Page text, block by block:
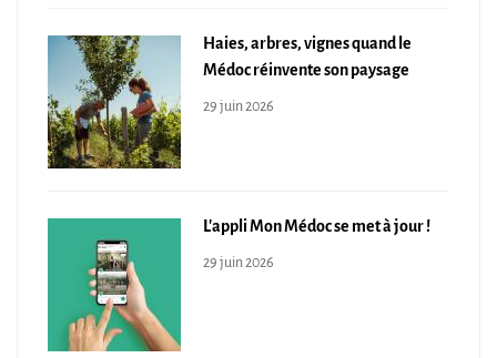
Haies, arbres, vignes quand le
Médoc réinvente son paysage
29 juin 2026
L'appli Mon Médoc se met à jour !
29 juin 2026